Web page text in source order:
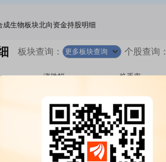
成生物板块北向资金持股明细
板块查询： 更多板块查询 个股查询：
涨跌幅 换手率